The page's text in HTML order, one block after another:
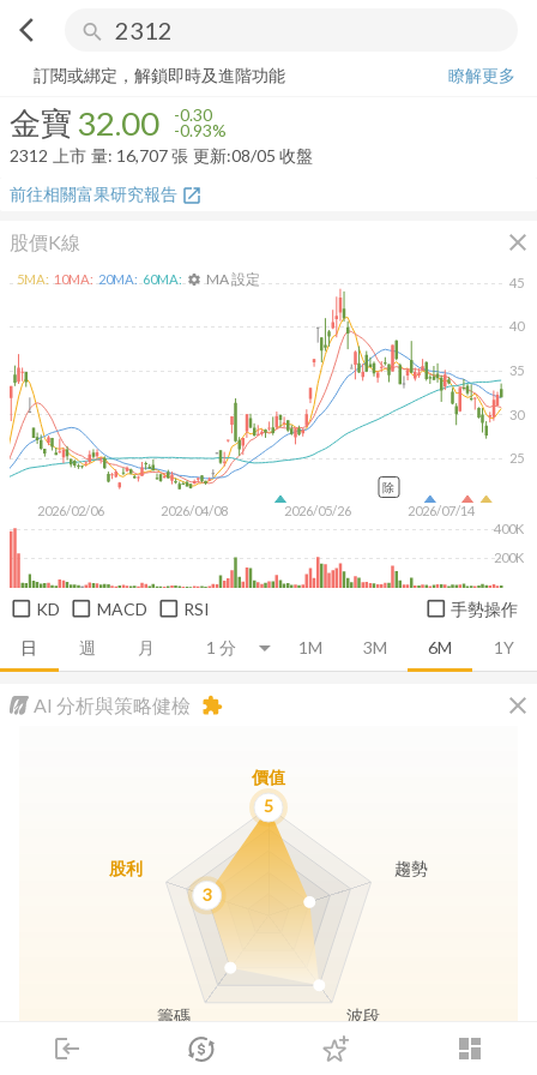
arrow_back_ios search
login dashboard
市場 登入
金寶 32.00-0.93%
訂閱或綁定，解鎖即時及進階功能
瞭解更多
金寶 32.00 -0.30
-0.93%
2312
上市 量: 16,707張 更新:08/05 收盤
前往相關富果研究報告 open_in_new
股價K線 close
日 週 月 1M 3M 6M 1Y
2026/02/06 2026/04/08 2026/05/26 2026/07/14
25
30
35
40
45
200K
400K
5MA: 10MA: 20MA: 60MA: settings MA 設定
除
KD MACD RSI 手勢操作
AI 分析與策略健檢 close
extension
價值
趨勢
波段
籌碼
股利
5
3